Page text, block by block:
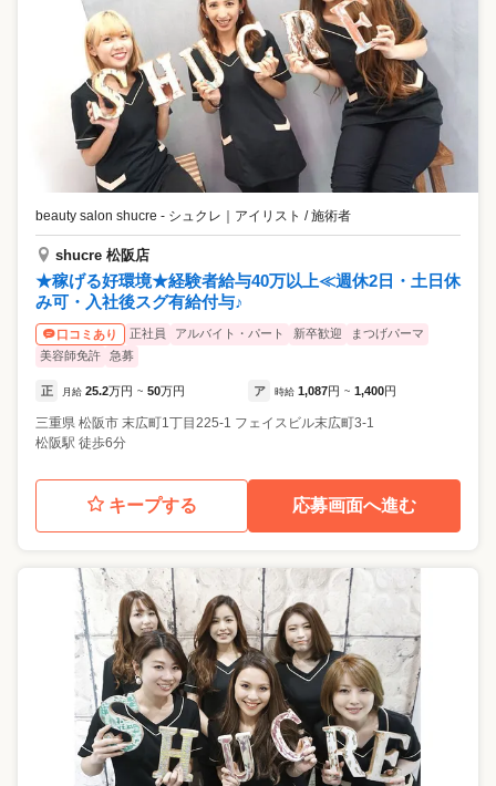
beauty salon shucre - シュクレ ｜ アイリスト / 施術者
shucre 松阪店
★稼げる好環境★経験者給与40万以上≪週休2日・土日休
み可・入社後スグ有給付与♪
口コミあり 正社員 アルバイト・パート 新卒歓迎
まつげパーマ
美容師免許
急募
正 月給 25.2万円 ~ 50万円 ア 時給 1,087円 ~ 1,400円
三重県 松阪市 末広町1丁目225-1 フェイスビル末広町3-1
松阪駅 徒歩6分
キープする 応募画面へ進む